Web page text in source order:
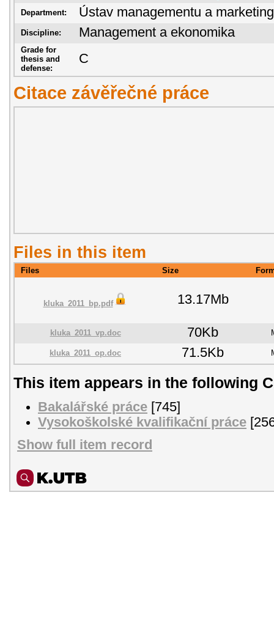
Department: Ústav managementu a
Discipline: Management a ekonomika
Grade for
thesis and
defense:
C
Citace závěřečné práce
Files in this item
Files Size
kluka_2011_bp.pdf 13.17Mb
kluka_2011_vp.doc 70Kb
kluka_2011_op.doc 71.5Kb
This item appears in the following
Bakalářské práce [745]
Vysokoškolské kvalifikační práce
Show full item record